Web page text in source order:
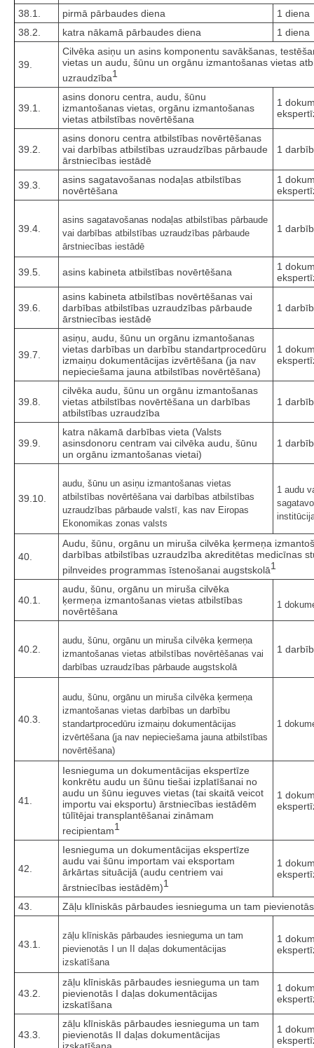
38.1. pirmā pārbaudes diena
1 diena
38.2.
katra nākamā pārbaudes diena 1 diena
39.
Cilvēka asiņu un asins komponentu savākšanas,
vietas un audu, šūnu un orgānu izmantošanas vietas
uzraudzība1
39.1.
asins donoru centra, audu, šūnu
izmantošanas vietas, orgānu izmantošanas
vietas atbilstības novērtēšana
1
39.2.
asins donoru centra atbilstības novērtēšanas
vai darbības atbilstības uzraudzības pārbaude
ārstniecības iestādē
1
39.3.
asins sagatavošanas nodaļas atbilstības
novērtēšana
1
39.4.
asins sagatavošanas nodaļas atbilstības pārbaude
vai darbības atbilstības uzraudzības pārbaude
ārstniecības iestādē
1
39.5. asins kabineta atbilstības novērtēšana
1
39.6.
asins kabineta atbilstības novērtēšanas vai
darbības atbilstības uzraudzības pārbaude
ārstniecības iestādē
1
39.7.
asiņu, audu, šūnu un orgānu izmantošanas
vietas darbības un darbību standartprocedūru
izmaiņu dokumentācijas izvērtēšana (ja nav
nepieciešama jauna atbilstības novērtēšana)
1
39.8.
cilvēka audu, šūnu un orgānu izmantošanas
vietas atbilstības novērtēšana un darbības
atbilstības uzraudzība
1
39.9.
katra nākamā darbības vieta (Valsts
asinsdonoru centram vai cilvēka audu, šūnu
un orgānu izmantošanas vietai)
1
39.10.
audu, šūnu un asiņu izmantošanas vietas
atbilstības novērtēšana vai darbības atbilstības
uzraudzības pārbaude valstī, kas nav Eiropas
Ekonomikas zonas valsts
1 audu
40.
Audu, šūnu, orgānu un miruša cilvēka ķermeņa
darbības atbilstības uzraudzība akreditētas medicīnas
pilnveides programmas īstenošanai augstskolā1
40.1.
audu, šūnu, orgānu un miruša cilvēka
ķermeņa izmantošanas vietas atbilstības
novērtēšana
1
40.2.
audu, šūnu, orgānu un miruša cilvēka ķermeņa
izmantošanas vietas atbilstības novērtēšanas vai
darbības uzraudzības pārbaude augstskolā
1
40.3.
audu, šūnu, orgānu un miruša cilvēka ķermeņa
izmantošanas vietas darbības un darbību
standartprocedūru izmaiņu dokumentācijas
izvērtēšana (ja nav nepieciešama jauna atbilstības
novērtēšana)
1
41.
Iesnieguma un dokumentācijas ekspertīze
konkrētu audu un šūnu tiešai izplatīšanai no
audu un šūnu ieguves vietas (tai skaitā veicot
importu vai eksportu) ārstniecības iestādēm
tūlītējai transplantēšanai zināmam
recipientam1
1
42.
Iesnieguma un dokumentācijas ekspertīze
audu vai šūnu importam vai eksportam
ārkārtas situācijā (audu centriem vai
ārstniecības iestādēm)1
1
43. Zāļu klīniskās pārbaudes iesnieguma un tam
43.1.
zāļu klīniskās pārbaudes iesnieguma un tam
pievienotās I un II daļas dokumentācijas
izskatīšana
1
43.2.
zāļu klīniskās pārbaudes iesnieguma un tam
pievienotās I daļas dokumentācijas
izskatīšana
1
43.3.
zāļu klīniskās pārbaudes iesnieguma un tam
pievienotās II daļas dokumentācijas
1